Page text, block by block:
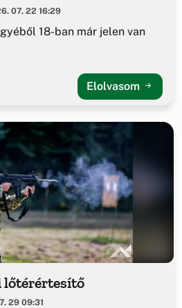
07. 22 16:29
18-ban már jelen van
Elolvasom
lőtérértesítő
29 09:31